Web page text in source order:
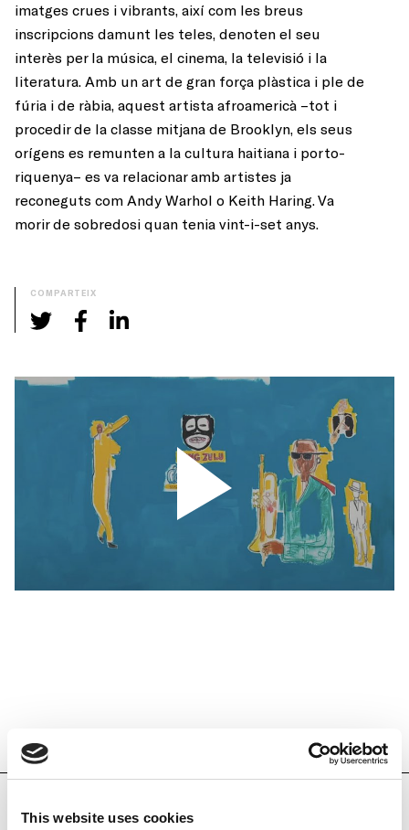
This website uses cookies
imatges crues i vibrants, així com les breus
inscripcions damunt les teles, denoten el seu
interès per la música, el cinema, la televisió i la
literatura. Amb un art de gran força plàstica i ple de
fúria i de ràbia, aquest artista afroamericà –tot i
procedir de la classe mitjana de Brooklyn, els seus
orígens es remunten a la cultura haitiana i porto-
riquenya– es va relacionar amb artistes ja
reconeguts com Andy Warhol o Keith Haring. Va
morir de sobredosi quan tenia vint-i-set anys.
COMPARTEIX
NOTÍCIES RELACIONADES